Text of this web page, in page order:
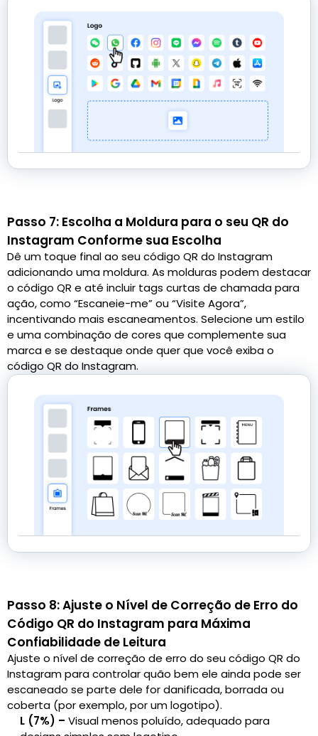
Passo 7: Escolha a Moldura para o seu QR do
Instagram Conforme sua Escolha
Dê um toque final ao seu código QR do Instagram
adicionando uma moldura. As molduras podem destacar
o código QR e até incluir tags curtas de chamada para
ação, como “Escaneie-me” ou “Visite Agora”,
incentivando mais escaneamentos. Selecione um estilo
e uma combinação de cores que complemente sua
marca e se destaque onde quer que você exiba o
código QR do Instagram.
Passo 8: Ajuste o Nível de Correção de Erro do
Código QR do Instagram para Máxima
Confiabilidade de Leitura
Ajuste o nível de correção de erro do seu código QR do
Instagram para controlar quão bem ele ainda pode ser
escaneado se parte dele for danificada, borrada ou
coberta (por exemplo, por um logotipo).
L (7%) – Visual menos poluído, adequado para